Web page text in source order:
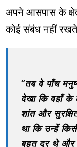
अपने आसपास के
कोई संबंध नहीं
“तब वे पाँच
देखा कि वहाँ के
शांत और
था कि उन्हें
बहुत दूर थे और